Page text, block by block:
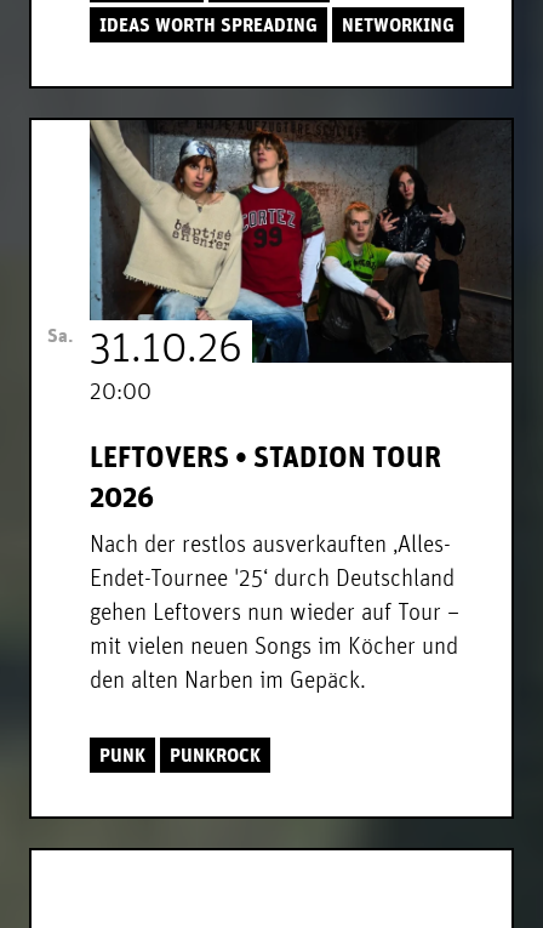
IDEAS WORTH SPREADING
NETWORKING
Sa. 31.10.26
20:00
LEFTOVERS • STADION TOUR
2026
Nach der restlos ausverkauften ‚Alles-
Endet-Tournee '25‘ durch Deutschland
gehen Leftovers nun wieder auf Tour –
mit vielen neuen Songs im Köcher und
den alten Narben im Gepäck.
PUNK PUNKROCK